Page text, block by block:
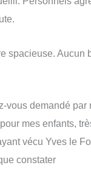
spacieuse. Aucun
vous demandé par
mes enfants,
vécu Yves le
constater